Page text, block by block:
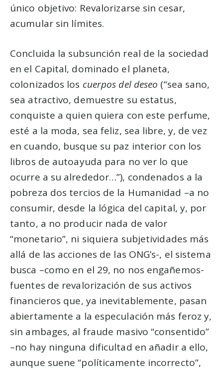
único objetivo: Revalorizarse sin cesar,
acumular sin límites.
Concluida la subsunción real de la sociedad
en el Capital, dominado el planeta,
colonizados los cuerpos del deseo ( sea sano,
sea atractivo, demuestre su estatus,
conquiste a quien quiera con este perfume,
esté a la moda, sea feliz, sea libre, y, de vez
en cuando, busque su paz interior con los
libros de autoayuda para no ver lo que
ocurre a su alrededor… ), condenados a la
pobreza dos tercios de la Humanidad –a no
consumir, desde la lógica del capital, y, por
tanto, a no producir nada de valor
“monetario”, ni siquiera subjetividades más
allá de las acciones de las ONG’s-, el sistema
busca –como en el 29, no nos engañemos-
fuentes de revalorización de sus activos
financieros que, ya inevitablemente, pasan
abiertamente a la especulación más feroz y,
sin ambages, al fraude masivo “consentido”
–no hay ninguna dificultad en añadir a ello,
aunque suene “políticamente incorrecto”,